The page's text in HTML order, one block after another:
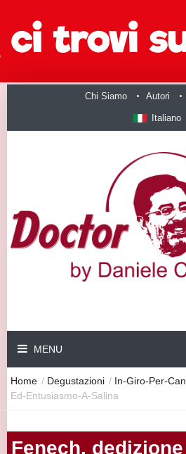
Chi Siamo Autori
Italiano
MENU
Home / Degustazioni / In-Giro-Per-
Ed-Entusiasmo-A-Salina
Fenech,